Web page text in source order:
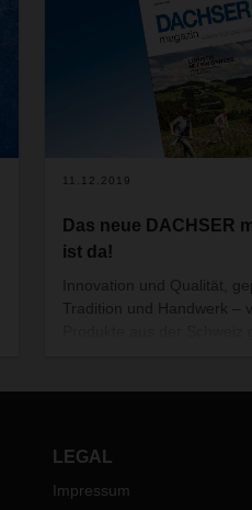
11.12.2019
Das neue DACHSER
ist da!
Innovation und Qualität,
Tradition und Handwerk –
Schweizer Bergwelt enthält.
LEGAL
Impressum